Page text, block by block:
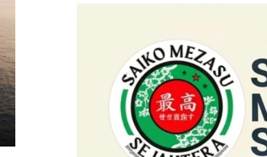
Kawasan Industri di Timur Jakarta
Menyusut, Subang Jadi Harapan Baru